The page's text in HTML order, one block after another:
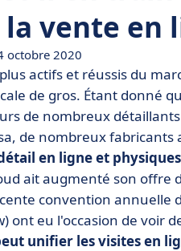
vente en
octobre 2020
actifs et réussis du
de gros. Étant donné
de nombreux
de nombreux
en ligne et physiques
ait augmenté son offre
convention annuelle
ont eu l'occasion de
unifier les visites en